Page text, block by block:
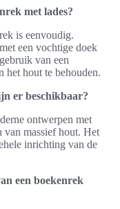
met lades?
is eenvoudig.
een vochtige doek
van een
het hout te behouden.
er beschikbaar?
ontwerpen met
massief hout. Het
inrichting van de
een boekenrek